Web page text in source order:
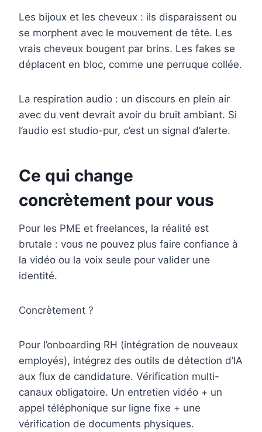
Les bijoux et les cheveux : ils disparaissent ou
se morphent avec le mouvement de tête. Les
vrais cheveux bougent par brins. Les fakes se
déplacent en bloc, comme une perruque collée.
La respiration audio : un discours en plein air
avec du vent devrait avoir du bruit ambiant. Si
l’audio est studio-pur, c’est un signal d’alerte.
Ce qui change
concrètement pour vous
Pour les PME et freelances, la réalité est
brutale : vous ne pouvez plus faire confiance à
la vidéo ou la voix seule pour valider une
identité.
Concrètement ?
Pour l’onboarding RH (intégration de nouveaux
employés), intégrez des outils de détection d’IA
aux flux de candidature. Vérification multi-
canaux obligatoire. Un entretien vidéo + un
appel téléphonique sur ligne fixe + une
vérification de documents physiques.